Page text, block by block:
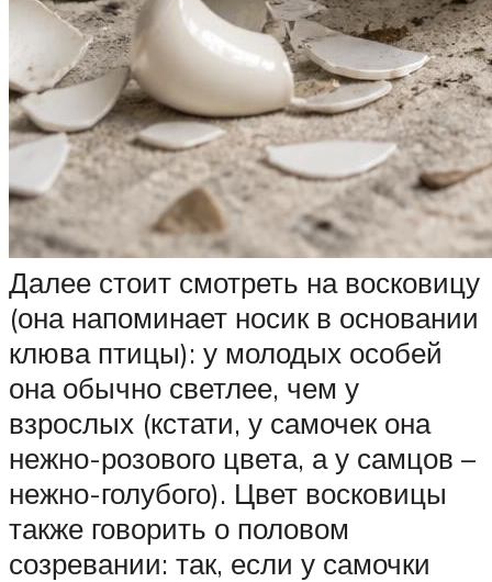
Далее стоит смотреть на восковицу
(она напоминает носик в основании
клюва птицы): у молодых особей
она обычно светлее, чем у
взрослых (кстати, у самочек она
нежно-розового цвета, а у самцов –
нежно-голубого). Цвет восковицы
также говорить о половом
созревании: так, если у самочки